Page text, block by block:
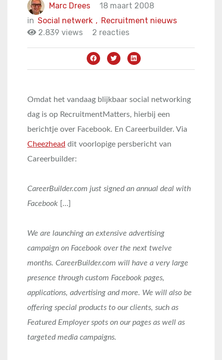
Marc Drees
18 maart 2008
in
Recruitment nieuws
Social netwerk ,
2.839 views
2 reacties
Omdat het vandaag blijkbaar social networking
dag is op RecruitmentMatters, hierbij een
berichtje over Facebook. En Careerbuilder. Via
Cheezhead dit voorlopige persbericht van
Careerbuilder:
CareerBuilder.com just signed an annual deal with
Facebook […]
We are launching an extensive advertising
campaign on Facebook over the next twelve
months. CareerBuilder.com will have a very large
presence through custom Facebook pages,
applications, advertising and more. We will also be
offering special products to our clients, such as
Featured Employer spots on our pages as well as
targeted media campaigns.